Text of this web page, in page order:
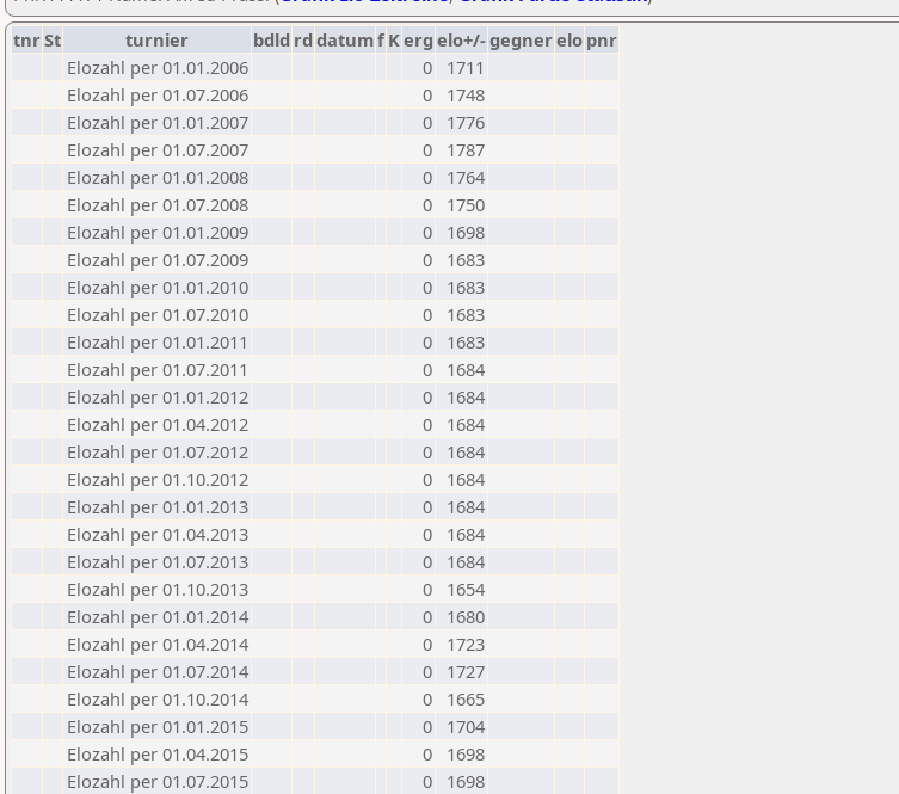
tnrSt turnier bdld rd datumf Kerg elo+/-gegnerelo pnr
Elozahl per 01.01.2006
0
1711
Elozahl per 01.07.2006
0
1748
Elozahl per 01.01.2007
0
1776
Elozahl per 01.07.2007
0
1787
Elozahl per 01.01.2008
0
1764
Elozahl per 01.07.2008
0
1750
Elozahl per 01.01.2009
0
1698
Elozahl per 01.07.2009
0
1683
Elozahl per 01.01.2010
0
1683
Elozahl per 01.07.2010
0
1683
Elozahl per 01.01.2011
0
1683
Elozahl per 01.07.2011
0
1684
Elozahl per 01.01.2012
0
1684
Elozahl per 01.04.2012
0
1684
Elozahl per 01.07.2012
0
1684
Elozahl per 01.10.2012
0
1684
Elozahl per 01.01.2013
0
1684
Elozahl per 01.04.2013
0
1684
Elozahl per 01.07.2013
0
1684
Elozahl per 01.10.2013
0
1654
Elozahl per 01.01.2014
0
1680
Elozahl per 01.04.2014
0
1723
Elozahl per 01.07.2014
0
1727
Elozahl per 01.10.2014
0
1665
Elozahl per 01.01.2015
0
1704
Elozahl per 01.04.2015
0
1698
Elozahl per 01.07.2015
0
1698